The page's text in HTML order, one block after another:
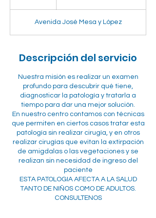
m
i
Avenida José Mesa y López
Descripción del servicio
Nuestra misión es realizar un examen
profundo para descubrir qué tiene,
diagnosticar la patología y tratarla a
tiempo para dar una mejor solución.
En nuestro centro contamos con técnicas
que permiten en ciertos casos tratar esta
patología sin realizar cirugía, y en otros
realizar cirugías que evitan la extirpación
de amigdalas o las vegetaciones y se
realizan sin necesidad de ingreso del
paciente
ESTA PATOLOGIA AFECTA A LA SALUD
TANTO DE NIÑOS COMO DE ADULTOS.
CONSULTENOS